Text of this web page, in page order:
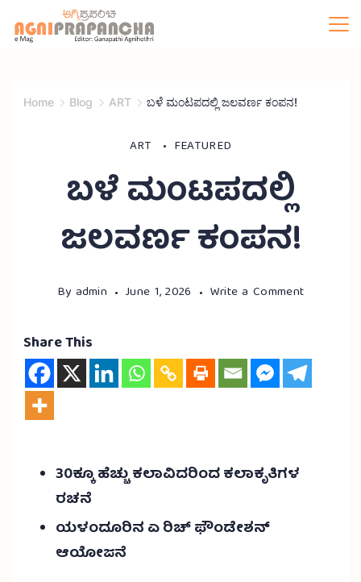
Home Blog ART ಬಳೆ ಮಂಟಪದಲ್ಲಿ ಜಲವರ್ಣ ಕಂಪನ!
ART FEATURED
ಬಳೆ ಮಂಟಪದಲ್ಲಿ
ಜಲವರ್ಣ ಕಂಪನ!
By admin June 1, 2026 Write a Comment
Share This
30ಕ್ಕೂ ಹೆಚ್ಚು ಕಲಾವಿದರಿಂದ ಕಲಾಕೃತಿಗಳ
ರಚನೆ
ಯಳಂದೂರಿನ ಏ ರಿಚ್ ಫೌಂಡೇಶನ್
ಆಯೋಜನೆ